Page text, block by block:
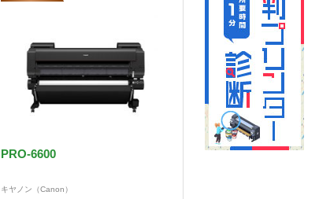
PRO-6600
キヤノン（Canon）